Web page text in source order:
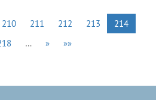
210 211 212 213
214
… » »»